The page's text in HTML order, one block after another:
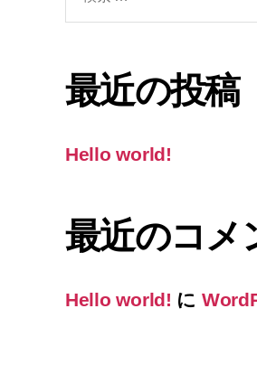
最近の投稿
Hello world!
最近のコメ
Hello world! に